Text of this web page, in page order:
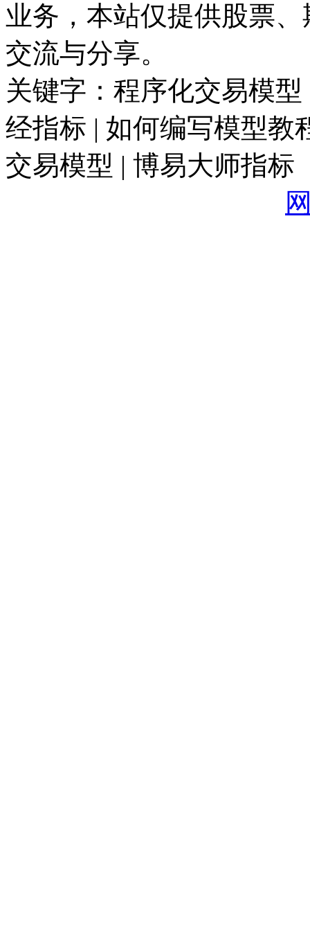
业务，本站仅提供股票
交流与分享。
关键字：程序化交易模
经指标 | 如何编写模型教
交易模型 | 博易大师指标